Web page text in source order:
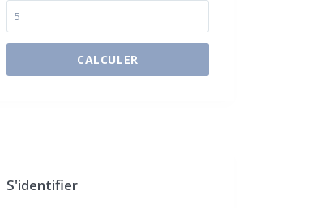
CALCULER
$500 / month
S'identifier